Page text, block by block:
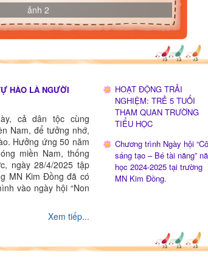
ảnh 2
HÀO LÀ NGƯỜI
cả dân tộc cùng
Nam, để tưởng nhớ,
Hưởng ứng 50 năm
miền Nam, thống
ngày 28/4/2025 tập
MN Kim Đồng đã có
vào ngày hội “Non
Xem tiếp...
HOẠT ĐỘNG TRẢI
NGHIỆM: TRẺ 5 TUỔI
THAM QUAN TRƯỜNG
TIỂU HỌC
Chương trình Ngày hội “Cô
sáng tạo – Bé tài năng”
học 2024-2025 tại trường
MN Kim Đồng.